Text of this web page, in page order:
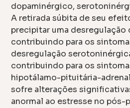
dopaminérgico,
A retirada súbita de seu
precipitar uma desregulação
contribuindo para os
desregulação
contribuindo para os
hipotálamo-pituitária-
sofre alterações
anormal ao estresse no pós-